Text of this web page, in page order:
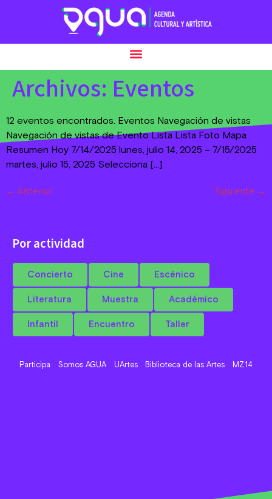
Archivos: Eventos
12 eventos encontrados. Eventos Navegación de vistas
Navegación de vistas de Evento Lista Lista Foto Mapa
Resumen Hoy 7/14/2025 lunes, julio 14, 2025 – 7/15/2025
martes, julio 15, 2025 Selecciona […]
← Anterior Siguiente →
Por actividad
Concierto Cine Escénico
Literatura Muestra Académico
Infantil Encuentro Taller
Participa Somos AGUA UArtes Biblioteca de las Artes MZ14